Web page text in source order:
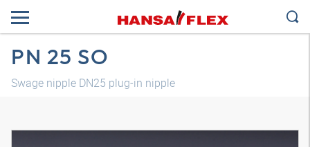
PN 25 SO
Swage nipple DN25 plug-in nipple